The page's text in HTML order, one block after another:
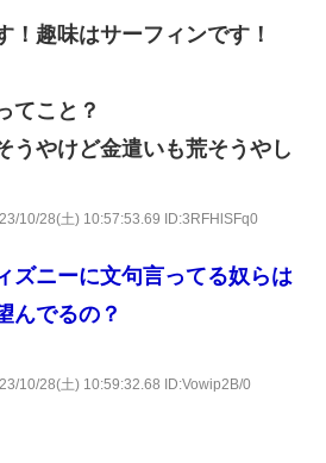
！趣味はサーフィンです！
てこと？
うやけど金遣いも荒そうやし
10/28(土) 10:57:53.69 ID:3RFHlSFq0
ズニーに文句言ってる奴らは
んでるの？
10/28(土) 10:59:32.68 ID:Vowip2B/0